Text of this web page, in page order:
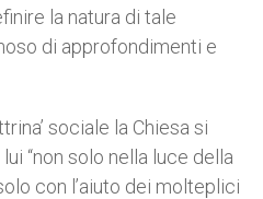
la natura di tale
di approfondimenti e
sociale la Chiesa si
“non solo nella luce della
con l’aiuto dei molteplici